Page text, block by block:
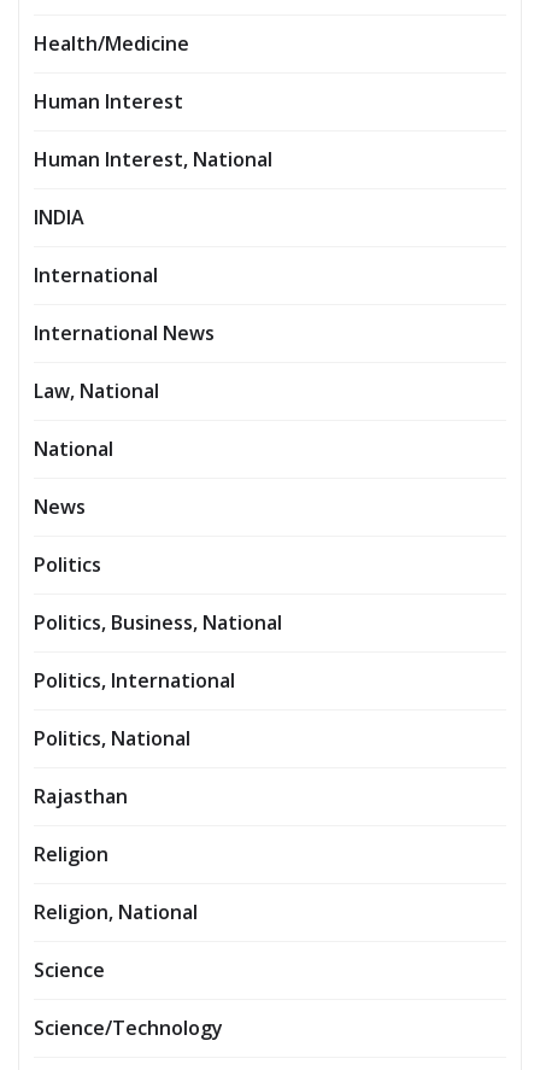
Health/Medicine
Human Interest
Human Interest, National
INDIA
International
International News
Law, National
National
News
Politics
Politics, Business, National
Politics, International
Politics, National
Rajasthan
Religion
Religion, National
Science
Science/Technology